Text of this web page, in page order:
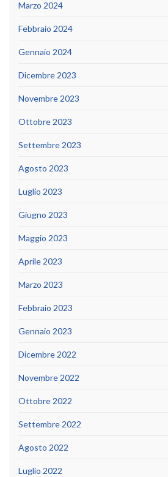
Marzo 2024
Febbraio 2024
Gennaio 2024
Dicembre 2023
Novembre 2023
Ottobre 2023
Settembre 2023
Agosto 2023
Luglio 2023
Giugno 2023
Maggio 2023
Aprile 2023
Marzo 2023
Febbraio 2023
Gennaio 2023
Dicembre 2022
Novembre 2022
Ottobre 2022
Settembre 2022
Agosto 2022
Luglio 2022